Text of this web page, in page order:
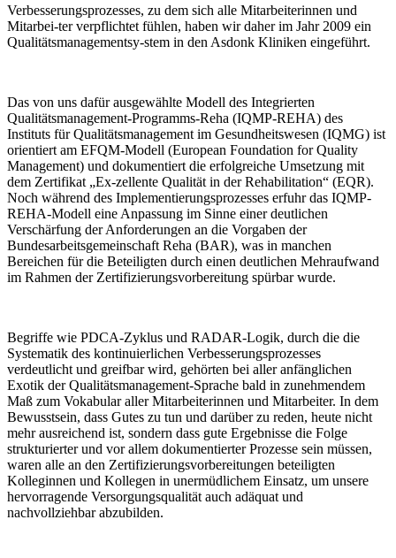
Verbesserungsprozesses, zu dem sich alle Mitarbeiterinnen und
Mitarbei-ter verpflichtet fühlen, haben wir daher im Jahr 2009 ein
Qualitätsmanagementsy-stem in den Asdonk Kliniken eingeführt.
Das von uns dafür ausgewählte Modell des Integrierten
Qualitätsmanagement-Programms-Reha (IQMP-REHA) des
Instituts für Qualitätsmanagement im Gesundheitswesen (IQMG) ist
orientiert am EFQM-Modell (European Foundation for Quality
Management) und dokumentiert die erfolgreiche Umsetzung mit
dem Zertifikat „Ex-zellente Qualität in der Rehabilitation“ (EQR).
Noch während des Implementierungsprozesses erfuhr das IQMP-
REHA-Modell eine Anpassung im Sinne einer deutlichen
Verschärfung der Anforderungen an die Vorgaben der
Bundesarbeitsgemeinschaft Reha (BAR), was in manchen
Bereichen für die Beteiligten durch einen deutlichen Mehraufwand
im Rahmen der Zertifizierungsvorbereitung spürbar wurde.
Begriffe wie PDCA-Zyklus und RADAR-Logik, durch die die
Systematik des kontinuierlichen Verbesserungsprozesses
verdeutlicht und greifbar wird, gehörten bei aller anfänglichen
Exotik der Qualitätsmanagement-Sprache bald in zunehmendem
Maß zum Vokabular aller Mitarbeiterinnen und Mitarbeiter. In dem
Bewusstsein, dass Gutes zu tun und darüber zu reden, heute nicht
mehr ausreichend ist, sondern dass gute Ergebnisse die Folge
strukturierter und vor allem dokumentierter Prozesse sein müssen,
waren alle an den Zertifizierungsvorbereitungen beteiligten
Kolleginnen und Kollegen in unermüdlichem Einsatz, um unsere
hervorragende Versorgungsqualität auch adäquat und
nachvollziehbar abzubilden.